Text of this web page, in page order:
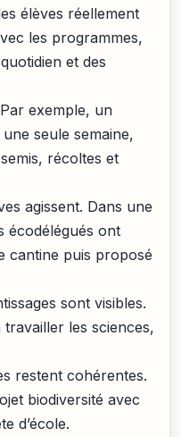
élèves réellement
les programmes,
et des
exemple, un
seule semaine,
récoltes et
agissent. Dans une
écodélégués ont
cantine puis proposé
sont visibles.
les sciences,
restent cohérentes.
biodiversité avec
d’école.